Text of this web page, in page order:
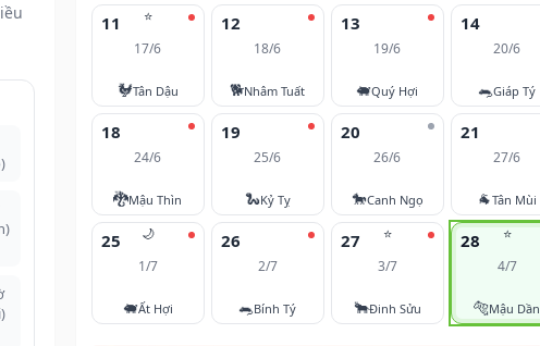
⭐
11
17/6
🐓Tân Dậu
12
18/6
🐕Nhâm Tuất
13
19/6
🐖Quý Hợi
14
20/6
🐀Giáp Tý
18
24/6
🐉Mậu Thìn
19
25/6
🐍Kỷ Tỵ
20
26/6
🐎Canh Ngọ
21
27/6
🐐Tân Mùi
🌙
25
1/7
🐖Ất Hợi
26
2/7
🐀Bính Tý
⭐
27
3/7
🐂Đinh Sửu
⭐
28
4/7
🐅Mậu Dần